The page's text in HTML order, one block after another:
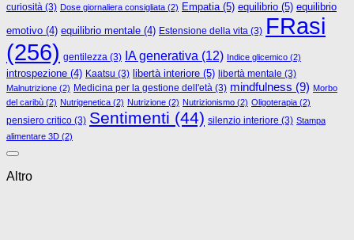
curiosità (3) Dose giornaliera consigliata (2) Empatia(5) equilibrio (5) equilibrio
emotivo (4) equilibrio mentale (4) Estensione della vita (3) FRasi
(256) gentilezza (3) IA generativa (12) Indice glicemico (2)
introspezione (4) Kaatsu (3) libertà interiore (5) libertà mentale (3)
Malnutrizione (2) Medicina per la gestione dell'età (3) mindfulness (9) Morbo
del caribù (2) Nutrigenetica (2) Nutrizione (2) Nutrizionismo (2) Oligoterapia (2)
pensiero critico (3) Sentimenti (44) silenzio interiore (3) Stampa
alimentare 3D (2)
Altro